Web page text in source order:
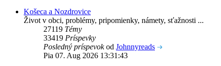
Košeca a Nozdrovice
Život v obci, problémy, pripomienky, námety, sťažnosti ...
27119 Témy
33419 Príspevky
Posledný príspevokod Johnnyreads
Pia 07. Aug 2026 13:31:43